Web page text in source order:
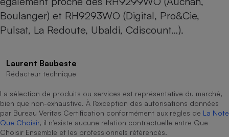
Boulanger) et RH9293WO (Digital, Pro&Cie,
Pulsat, La Redoute, Ubaldi, Cdiscount…).
Laurent Baubeste
Rédacteur technique
La sélection de produits ou services est représentative du marché,
bien que non-exhaustive. À l’exception des autorisations données
par Bureau Veritas Certification conformément aux règles de La Note
Que Choisir, il n’existe aucune relation contractuelle entre Que
Choisir Ensemble et les professionnels référencés.